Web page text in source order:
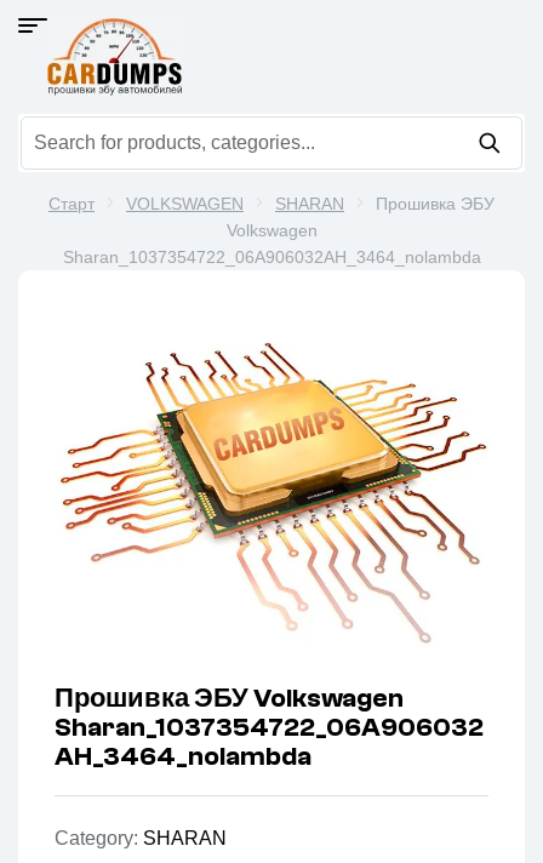
Старт VOLKSWAGEN SHARAN
Прошивка ЭБУ
Volkswagen
Sharan_1037354722_06A906032AH_3464_nolambda
Прошивка ЭБУ Volkswagen
Sharan_1037354722_06A906032
AH_3464_nolambda
Category: SHARAN